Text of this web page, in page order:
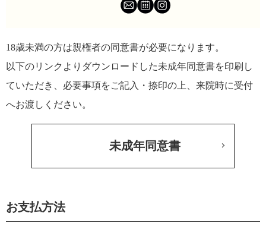
18歳未満の方は親権者の同意書が必要になります。
以下のリンクよりダウンロードした未成年同意書を印刷し
ていただき、 必要事項をご記入・捺印の上、来院時に受付
へお渡しください。
未成年同意書
お支払方法